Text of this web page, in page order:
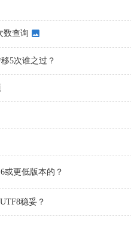
数查询
5次谁之过？
或更低版本的？
稳妥？